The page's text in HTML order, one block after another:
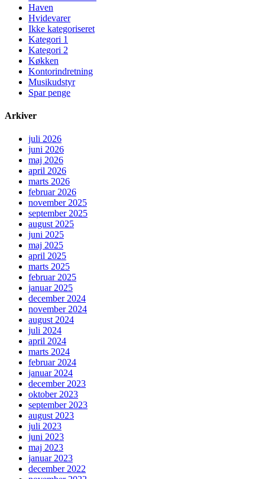
Haven
Hvidevarer
Ikke kategoriseret
Kategori 1
Kategori 2
Køkken
Kontorindretning
Musikudstyr
Spar penge
Arkiver
juli 2026
juni 2026
maj 2026
april 2026
marts 2026
februar 2026
november 2025
september 2025
august 2025
juni 2025
maj 2025
april 2025
marts 2025
februar 2025
januar 2025
december 2024
november 2024
august 2024
juli 2024
april 2024
marts 2024
februar 2024
januar 2024
december 2023
oktober 2023
september 2023
august 2023
juli 2023
juni 2023
maj 2023
januar 2023
december 2022